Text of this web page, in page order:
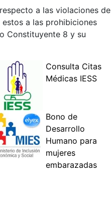
a las violaciones de
a las prohibiciones
Constituyente 8 y su